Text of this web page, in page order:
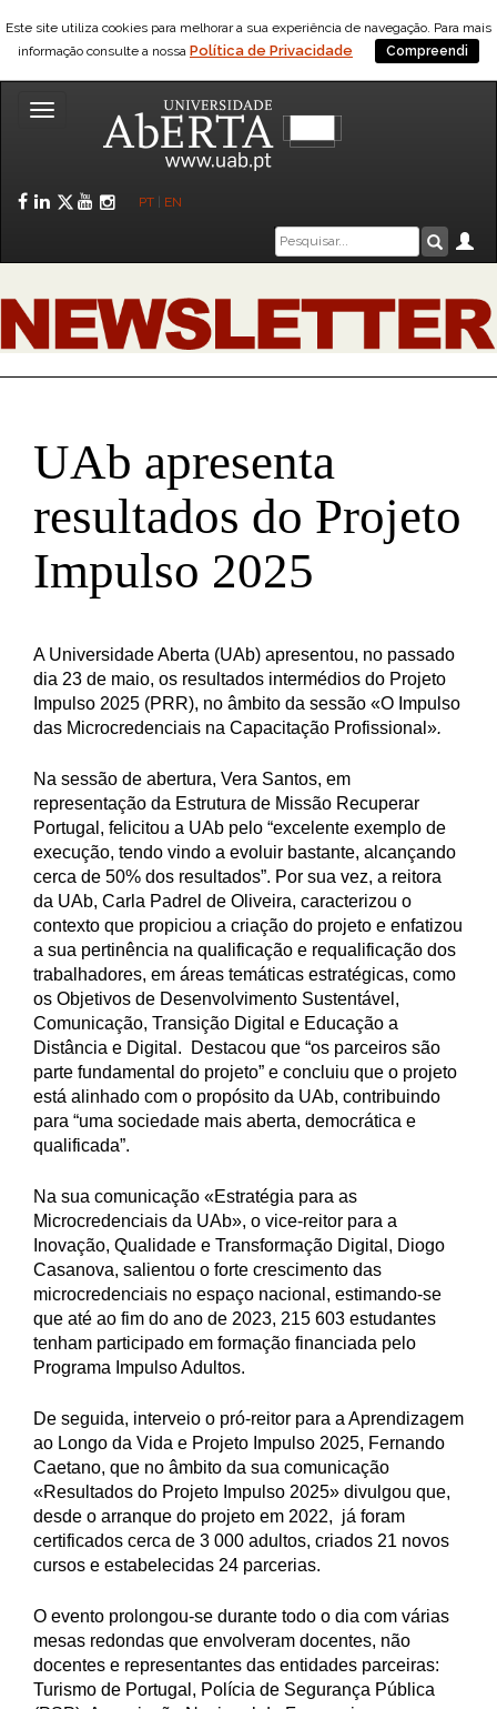
Este site utiliza cookies para melhorar a sua experiência de navegação. Para mais
informação consulte a nossa Política de Privacidade Compreendi
Toggle
Facebook
LinkedIn
Twitter
YouTube
Instagram
PT EN
Caixa
de
UAb apresenta
resultados do Projeto
Impulso 2025
A Universidade Aberta (UAb) apresentou, no passado
dia 23 de maio, os resultados intermédios do Projeto
Impulso 2025 (PRR), no âmbito da sessão «O Impulso
das Microcredenciais na Capacitação Profissional».
Na sessão de abertura, Vera Santos, em
representação da Estrutura de Missão Recuperar
Portugal, felicitou a UAb pelo “excelente exemplo de
execução, tendo vindo a evoluir bastante, alcançando
cerca de 50% dos resultados”. Por sua vez, a reitora
da UAb, Carla Padrel de Oliveira, caracterizou o
contexto que propiciou a criação do projeto e enfatizou
a sua pertinência na qualificação e requalificação dos
trabalhadores, em áreas temáticas estratégicas, como
os Objetivos de Desenvolvimento Sustentável,
Comunicação, Transição Digital e Educação a
Distância e Digital. Destacou que “os parceiros são
parte fundamental do projeto” e concluiu que o projeto
está alinhado com o propósito da UAb, contribuindo
para “uma sociedade mais aberta, democrática e
qualificada”.
Na sua comunicação «Estratégia para as
Microcredenciais da UAb», o vice-reitor para a
Inovação, Qualidade e Transformação Digital, Diogo
Casanova, salientou o forte crescimento das
microcredenciais no espaço nacional, estimando-se
que até ao fim do ano de 2023, 215 603 estudantes
tenham participado em formação financiada pelo
Programa Impulso Adultos.
De seguida, interveio o pró-reitor para a Aprendizagem
ao Longo da Vida e Projeto Impulso 2025, Fernando
Caetano, que no âmbito da sua comunicação
«Resultados do Projeto Impulso 2025» divulgou que,
desde o arranque do projeto em 2022, já foram
certificados cerca de 3 000 adultos, criados 21 novos
cursos e estabelecidas 24 parcerias.
O evento prolongou-se durante todo o dia com várias
mesas redondas que envolveram docentes, não
docentes e representantes das entidades parceiras:
Turismo de Portugal, Polícia de Segurança Pública